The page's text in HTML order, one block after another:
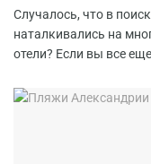
Случалось, что в
наталкивались на
отели? Если вы все